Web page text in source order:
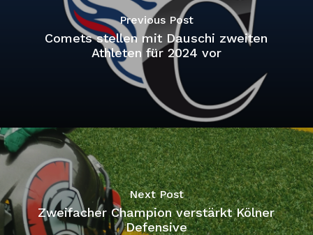
Previous Post
Comets stellen mit Dauschi zweiten
Athleten für 2024 vor
Next Post
Zweifacher Champion verstärkt Kölner
Defensive